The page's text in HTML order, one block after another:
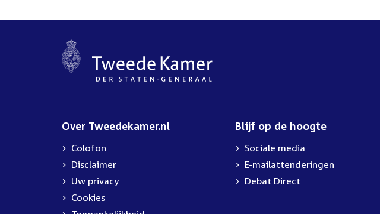
Over Tweedekamer.nl
Colofon
Disclaimer
Uw privacy
Cookies
Blijf op de hoogte
Sociale media
E-mailattenderingen
Debat Direct